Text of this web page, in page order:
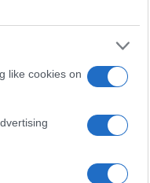
like cookies on